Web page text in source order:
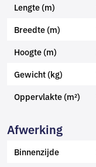
Lengte (m)
Breedte (m)
Hoogte (m)
Gewicht (kg)
Oppervlakte (m²)
Afwerking
Binnenzijde